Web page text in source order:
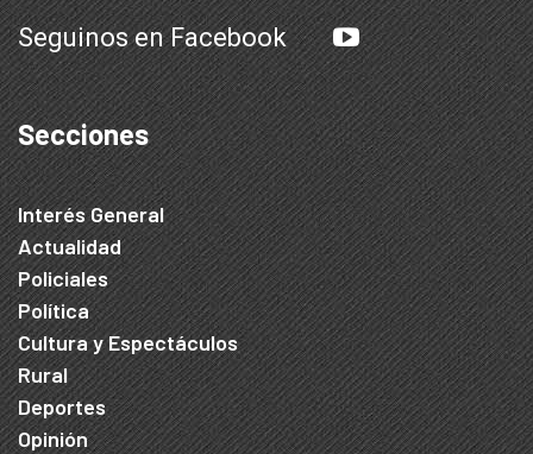
Seguinos en Facebook
Secciones
Interés General
Actualidad
Policiales
Política
Cultura y Espectáculos
Rural
Deportes
Opinión